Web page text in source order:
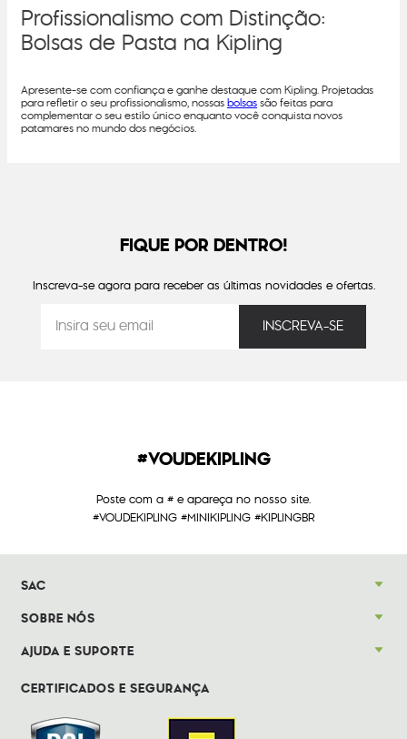
Profissionalismo com Distinção:
Bolsas de Pasta na Kipling
Apresente-se com confiança e ganhe destaque com Kipling. Projetadas
para refletir o seu profissionalismo, nossasbolsassão feitas para
complementar o seu estilo único enquanto você conquista novos
patamares no mundo dos negócios.
FIQUE POR DENTRO!
Inscreva-se agora para receber as últimas novidades e ofertas.
#VOUDEKIPLING
Poste com a # e apareça no nosso site.
#VOUDEKIPLING #MINIKIPLING #KIPLINGBR
SAC
SOBRE NÓS
AJUDA E SUPORTE
CERTIFICADOS E SEGURANÇA